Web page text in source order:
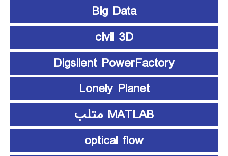
Big Data
civil 3D
Digsilent PowerFactory
Lonely Planet
MATLAB متلب
optical flow